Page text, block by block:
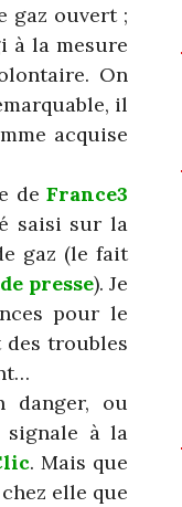
gaz ouvert ;
à la mesure
On
il
acquise
de France3
saisi sur la
gaz (le fait
presse). Je
pour le
des troubles
danger, ou
signale à la
. Mais que
elle que